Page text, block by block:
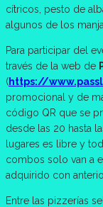
cítricos, pesto de
algunos de los
Para participar del
través de la web de
(https://
promocional y de
código QR que se
desde las 20 hasta
lugares es libre y
combos solo van a
adquirido con
Entre las pizzerías